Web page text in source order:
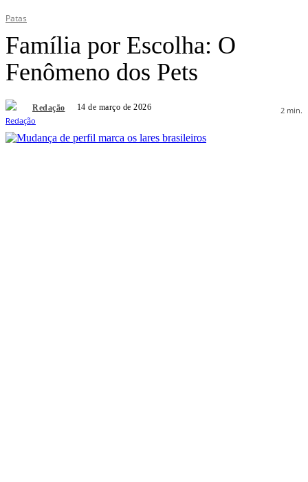
Patas
Família por Escolha: O
Fenômeno dos Pets
Redação 14 de março de 2026 2 min.